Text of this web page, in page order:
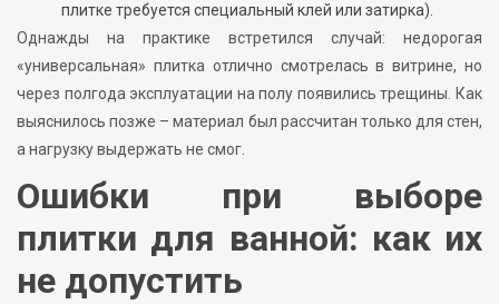
плитке требуется специальный клей или затирка).
Однажды на практике встретился случай: недорогая
«универсальная» плитка отлично смотрелась в витрине, но
через полгода эксплуатации на полу появились трещины. Как
выяснилось позже – материал был рассчитан только для стен,
а нагрузку выдержать не смог.
Ошибки при выборе
плитки для ванной: как их
не допустить